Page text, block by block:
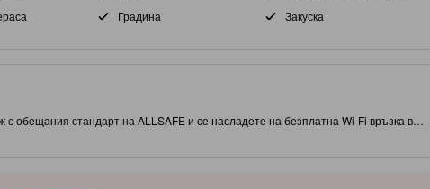
Градина Закуска
обещания стандарт на ALLSAFE и се насладете на безплатна Wi-Fi връзка във
част от Париж, този обект ви дава близък достъп до атракции и интересни
ресторант, за да направи престоя ви още по-богат и запомнящ се.